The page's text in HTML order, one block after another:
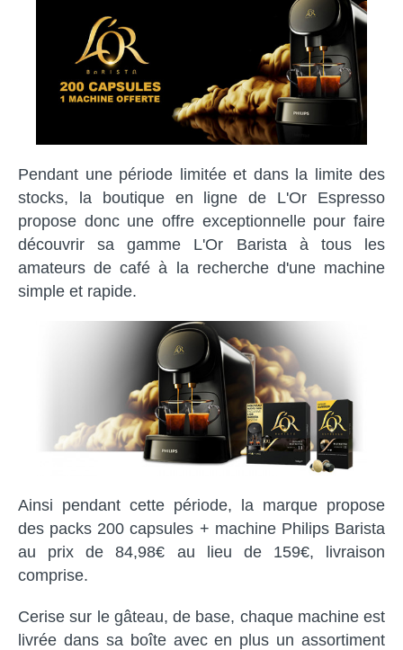
Pendant une période limitée et dans la limite des
stocks, la boutique en ligne de L'Or Espresso
propose donc une offre exceptionnelle pour faire
découvrir sa gamme L'Or Barista à tous les
amateurs de café à la recherche d'une machine
simple et rapide.
Ainsi pendant cette période, la marque propose
des packs 200 capsules + machine Philips Barista
au prix de 84,98€ au lieu de 159€, livraison
comprise.
Cerise sur le gâteau, de base, chaque machine est
livrée dans sa boîte avec en plus un assortiment